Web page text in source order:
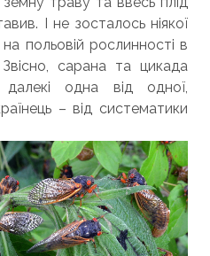
І не зосталось ніякої
на польовій рослинності в
Звісно, сарана та цикада
далекі одна від одної,
– від систематики